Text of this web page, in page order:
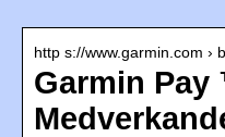
http s://www.garmin.com ›
Garmin Pay